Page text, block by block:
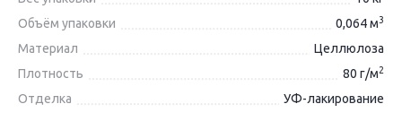
Объём упаковки
0,064 м3
Материал
Целлюлоза
Плотность
80 г/м2
Отделка УФ-лакирование